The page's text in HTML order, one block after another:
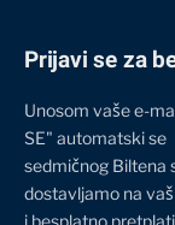
Prijavi se za
Unosom vaše e-
SE" automatski se
sedmičnog Biltena
dostavljamo na
i besplatno